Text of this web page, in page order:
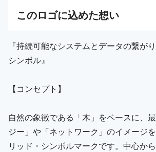
このロゴに込めた想い
『持続可能なシステムとデータの繋が
シンボル』
【コンセプト】
自然の象徴である「木」をベースに、
ジー」や「ネットワーク」のイメージ
リッド・シンボルマークです。中心か